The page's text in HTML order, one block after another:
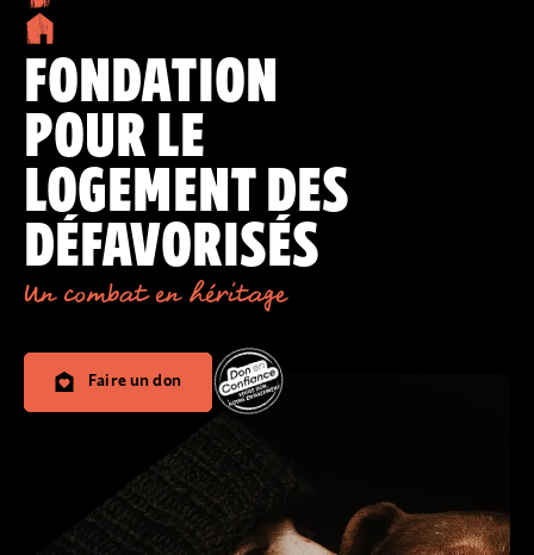
FONDATION
POUR LE
LOGEMENT DES
DÉFAVORISÉS
Un combat en héritage
Faire un don